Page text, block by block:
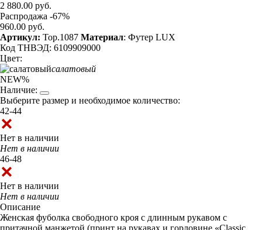
2 880.00 руб.
Распродажа -67%
960.00 руб.
Артикул: Top.1087 Материал: Футер LUX
Код ТНВЭД: 6109909000
Цвет:
салатовый
NEW%
Наличие:
Выберите размер и необходимое количество:
42-44
Нет в наличии
Нет в наличии
46-48
Нет в наличии
Нет в наличии
Описание
Женская фуболка свободного кроя с длинным рукавом с